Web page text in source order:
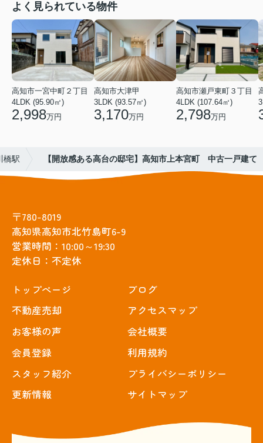
よく見られている物件
高知市一宮中町２丁目
4LDK (95.90㎡)
2,998万円
高知市大津甲
3LDK (93.57㎡)
3,170万円
高知市瀬戸東町３丁目
4LDK (107.64㎡)
2,798万円
橋駅 【開放感ある高台の邸宅】高知市上本宮町 中古一戸建て
〒780-8019
高知県高知市北竹島町6-9
営業時間：10:00～19:30
定休日：不定休
トップぺージ
不動産売却
お客様の声
会員登録
スタッフ紹介
更新情報
ブログ
アクセスマップ
会社概要
利用規約
プライバシーポリシー
サイトマップ